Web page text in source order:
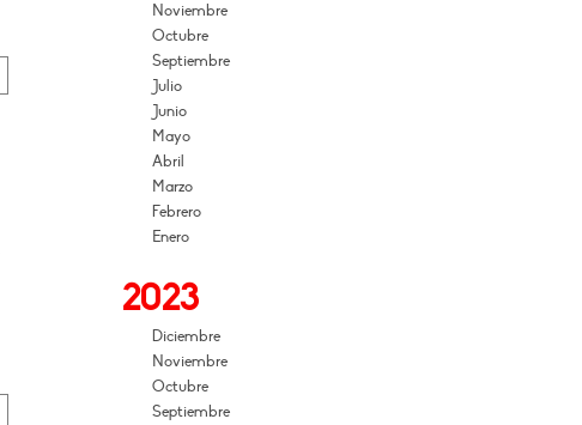
Noviembre
Octubre
Septiembre
Julio
Junio
Mayo
Abril
Marzo
Febrero
Enero
2023
Diciembre
Noviembre
Octubre
Septiembre